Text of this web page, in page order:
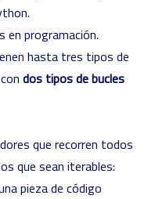
en programación.
hasta tres tipos de
dos tipos de bucles
que recorren todos
que sean iterables:
pieza de código